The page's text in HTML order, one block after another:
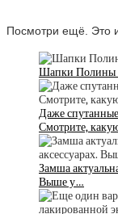
Посмотри ещё. Это
Шапки Полины
Даже
Смотрите,
Замша
Выше у…